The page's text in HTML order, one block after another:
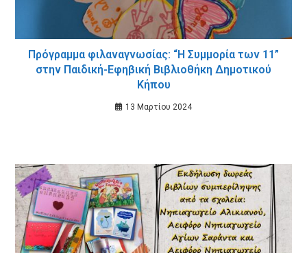
Πρόγραμμα φιλαναγνωσίας: “Η Συμμορία των 11”
στην Παιδική-Εφηβική Βιβλιοθήκη Δημοτικού
Κήπου
13 Μαρτίου 2024